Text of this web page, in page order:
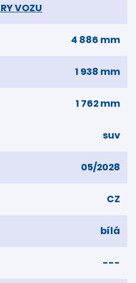
VOZU
4 886 mm
1 938 mm
1 762 mm
suv
05/2028
CZ
bílá
---